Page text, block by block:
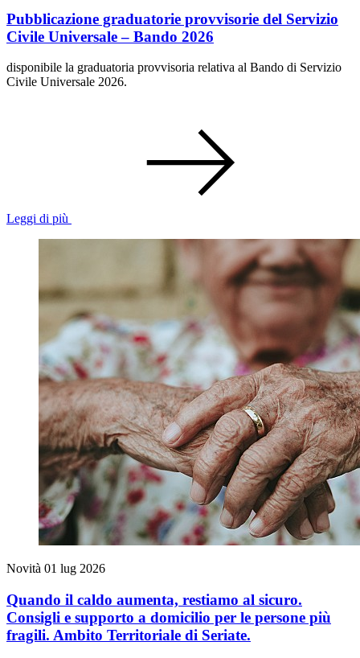
Pubblicazione graduatorie provvisorie del Servizio
Civile Universale – Bando 2026
disponibile la graduatoria provvisoria relativa al Bando di Servizio
Civile Universale 2026.
Leggi di più
Novità 01 lug 2026
Quando il caldo aumenta, restiamo al sicuro.
Consigli e supporto a domicilio per le persone più
fragili. Ambito Territoriale di Seriate.